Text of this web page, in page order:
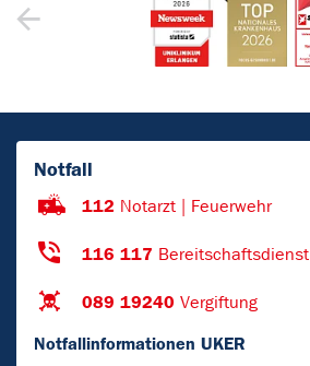
Notfall
112 Notarzt | Feuerwehr
116 117 Bereitschaftsdienst
089 19240 Vergiftung
Notfallinformationen UKER